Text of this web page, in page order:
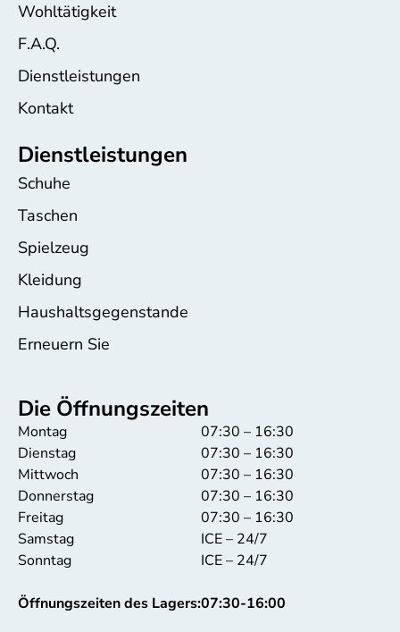
Wohltätigkeit
F.A.Q.
Dienstleistungen
Kontakt
Dienstleistungen
Schuhe
Taschen
Spielzeug
Kleidung
Haushaltsgegenstande
Erneuern Sie
Die Öffnungszeiten
Montag
Dienstag
Mittwoch
Donnerstag
Freitag
Samstag
Sonntag
Öffnungszeiten des Lagers:
07:30 – 16:30
07:30 – 16:30
07:30 – 16:30
07:30 – 16:30
07:30 – 16:30
ICE – 24/7
ICE – 24/7
07:30-16:00